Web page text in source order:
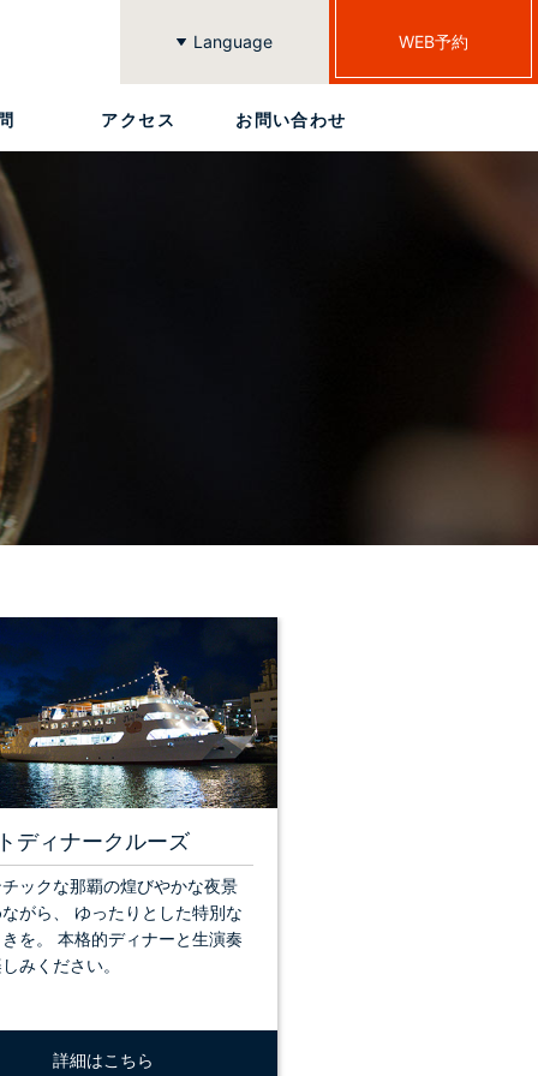
Language
繁體中文
簡体中文
한국어
English
日本語
WEB予約
アクセス お問い合わせ
ディナークルーズ
ックな那覇の煌びやかな夜景
がら、 ゆったりとした特別な
を。 本格的ディナーと生演奏
みください。
詳細はこちら